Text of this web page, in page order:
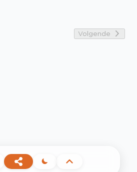
Volgende